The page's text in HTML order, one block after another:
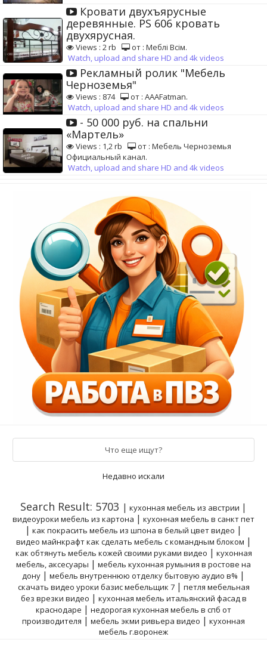
Кровати двухъярусные
деревянные. PS 606 кровать
двухярусная.
Views : 2 rb
от : Меблі Всім.
Watch, upload and share HD and 4k videos
Рекламный ролик "Мебель
Черноземья"
Views : 874
от : AAAFatman.
Watch, upload and share HD and 4k videos
- 50 000 руб. на спальни
«Мартель»
Views : 1,2 rb
от : Мебель Черноземья
Официальный канал.
Watch, upload and share HD and 4k videos
Что еще ищут?
Недавно искали
Search Result: 5703 | кухонная мебель из австрии |
видеоуроки мебель из картона | кухонная мебель в санкт пет
| как покрасить мебель из шпона в белый цвет видео |
видео майнкрафт как сделать мебель с командным блоком |
как обтянуть мебель кожей своими руками видео | кухонная
мебель, аксесуары | мебель кухонная румыния в ростове на
дону | мебель внутреннюю отделку бытовую аудио в% |
скачать видео уроки базис мебельщик 7 | петля мебельная
без врезки видео | кухонная мебель итальянский фасад в
краснодаре | недорогая кухонная мебель в спб от
производителя | мебель экми ривьера видео | кухонная
мебель г.воронеж